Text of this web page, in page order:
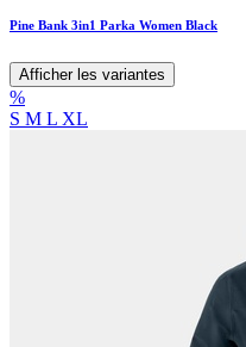
Pine Bank 3in1 Parka Women Black
Afficher les variantes
%
S M L XL